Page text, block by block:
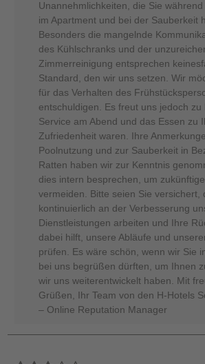
Unannehmlichkeiten, die Sie
im Apartment und bei der Sauberkeit
Besonders die mangelnde
des Kühlschranks und der
Zimmerreinigung entsprechen
Standard, den wir uns setzen. Wir
für das Verhalten des
entschuldigen. Es freut uns jedoch
Service am Abend und das Essen zu
Zufriedenheit waren. Ihre
Poolnutzung und zur Sauberkeit in
Ratten haben wir zur Kenntnis
dies intern besprechen, um
vermeiden. Bitte seien Sie versichert,
kontinuierlich an der Verbesserung
Dienstleistungen arbeiten und Ihre
dabei hilft, unsere Abläufe und
prüfen. Es wäre schön, wenn wir Sie
bei uns begrüßen dürften, um Ihnen
wir uns weiterentwickelt haben. Mit
Grüßen, Ihr Team von den H-Hotels
– Online Reputation Manager